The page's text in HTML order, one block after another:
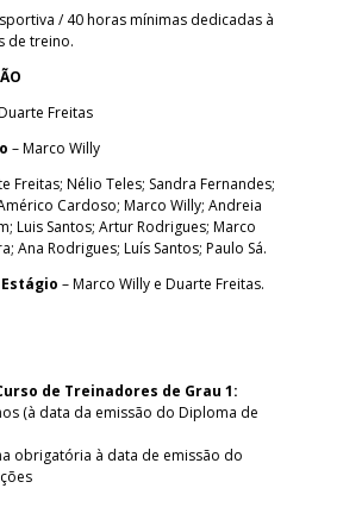
/ 40 horas mínimas dedicadas à
de treino.
Freitas
– Marco Willy
Freitas; Nélio Teles; Sandra Fernandes;
Cardoso; Marco Willy; Andreia
Luis Santos; Artur Rodrigues; Marco
Ana Rodrigues; Luís Santos; Paulo Sá.
– Marco Willy e Duarte Freitas.
de Treinadores de Grau 1:
(à data da emissão do Diploma de
obrigatória à data de emissão do